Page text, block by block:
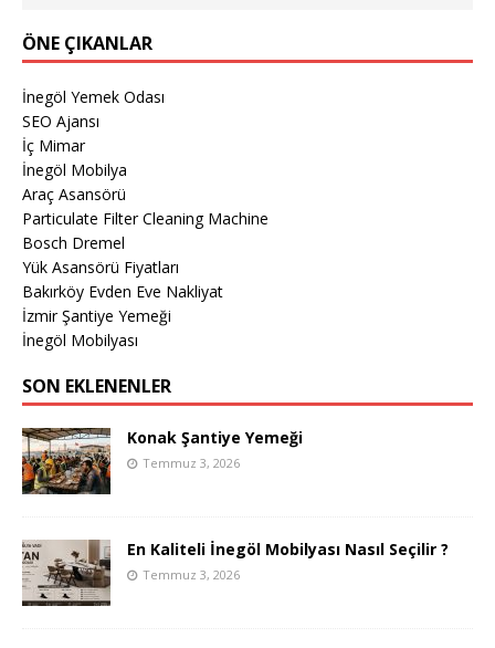
ÖNE ÇIKANLAR
İnegöl Yemek Odası
SEO Ajansı
İç Mimar
İnegöl Mobilya
Araç Asansörü
Particulate Filter Cleaning Machine
Bosch Dremel
Yük Asansörü Fiyatları
Bakırköy Evden Eve Nakliyat
İzmir Şantiye Yemeği
İnegöl Mobilyası
SON EKLENENLER
Konak Şantiye Yemeği
Temmuz 3, 2026
En Kaliteli İnegöl Mobilyası Nasıl Seçilir ?
Temmuz 3, 2026